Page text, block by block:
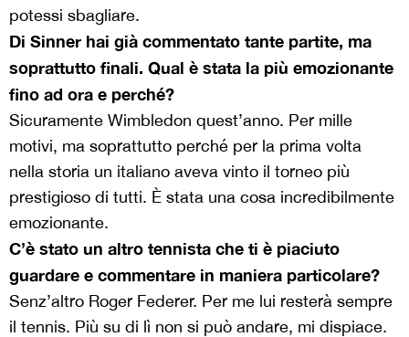
potessi sbagliare.
Di Sinner hai già commentato tante partite, ma
soprattutto finali. Qual è stata la più emozionante
fino ad ora e perché?
Sicuramente Wimbledon quest’anno. Per mille
motivi, ma soprattutto perché per la prima volta
nella storia un italiano aveva vinto il torneo più
prestigioso di tutti. È stata una cosa incredibilmente
emozionante.
C’è stato un altro tennista che ti è piaciuto
guardare e commentare in maniera particolare?
Senz’altro Roger Federer. Per me lui resterà sempre
il tennis. Più su di lì non si può andare, mi dispiace.